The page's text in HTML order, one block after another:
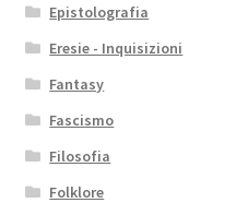
Epistolografia
Eresie - Inquisizioni
Fantasy
Fascismo
Filosofia
Folklore